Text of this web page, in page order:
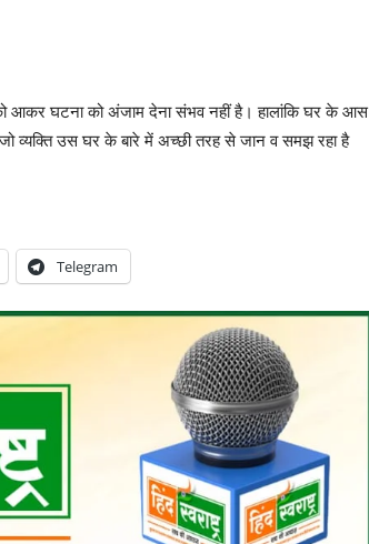
को आकर घटना को अंजाम देना संभव नहीं है। हालांकि घर के आस
व्यक्ति उस घर के बारे में अच्छी तरह से जान व समझ रहा है
Telegram